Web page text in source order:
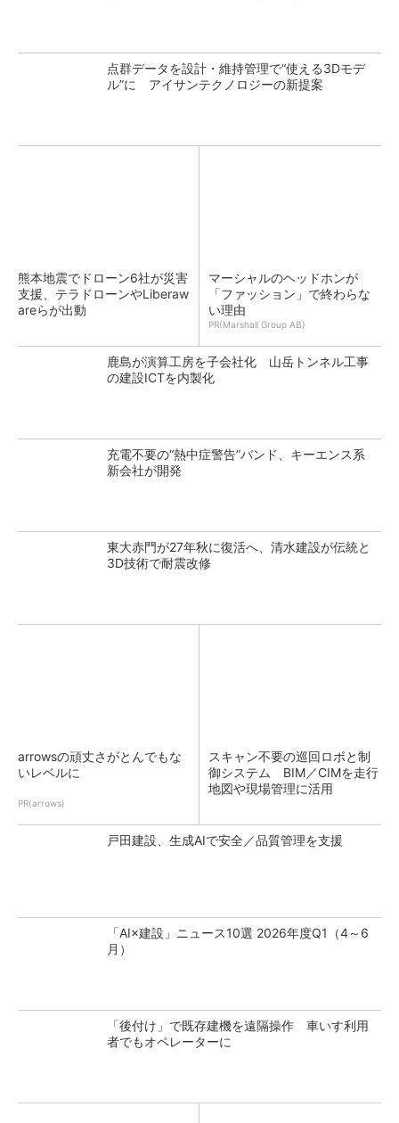
点群データを設計・維持管理で“使える3Dモデ
ル”に アイサンテクノロジーの新提案
熊本地震でドローン6社が災害
支援、テラドローンやLiberaw
areらが出動
マーシャルのヘッドホンが
「ファッション」で終わらな
い理由
PR(Marshall Group AB)
鹿島が演算工房を子会社化 山岳トンネル工事
の建設ICTを内製化
充電不要の“熱中症警告”バンド、キーエンス系
新会社が開発
東大赤門が27年秋に復活へ、清水建設が伝統と
3D技術で耐震改修
arrowsの頑丈さがとんでもな
いレベルに
PR(arrows)
スキャン不要の巡回ロボと制
御システム BIM／CIMを走行
地図や現場管理に活用
戸田建設、生成AIで安全／品質管理を支援
「AI×建設」ニュース10選 2026年度Q1（4～6
月）
「後付け」で既存建機を遠隔操作 車いす利用
者でもオペレーターに